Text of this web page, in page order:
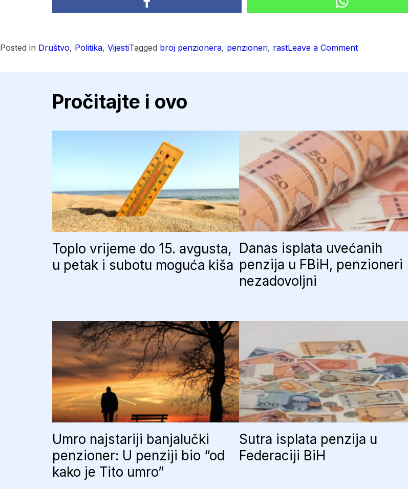
Posted in Društvo, Politika, VijestiTagged broj penzionera, penzioneri, rastLeave a Commenton
trenutno
čeka
penziju
Pročitajte i ovo
Toplo vrijeme do 15. avgusta,
u petak i subotu moguća kiša
Danas isplata uvećanih
penzija u FBiH, penzioneri
nezadovoljni
Umro najstariji banjalučki
penzioner: U penziji bio “od
kako je Tito umro”
Sutra isplata penzija u
Federaciji BiH